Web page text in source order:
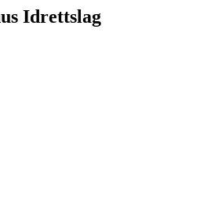
Idrettslag